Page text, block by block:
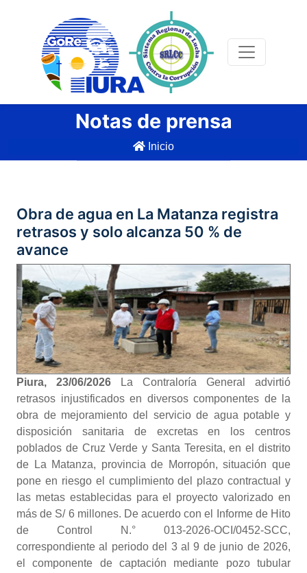
Notas de prensa
Inicio
Obra de agua en La Matanza registra
retrasos y solo alcanza 50 % de
avance
Piura, 23/06/2026
La Contraloría General advirtió
retrasos injustificados en diversos componentes de la
obra de mejoramiento del servicio de agua potable y
disposición sanitaria de excretas en los centros
poblados de Cruz Verde y Santa Teresita, en el distrito
de La Matanza, provincia de Morropón, situación que
pone en riesgo el cumplimiento del plazo contractual y
las metas establecidas para el proyecto valorizado en
más de S/ 6 millones. De acuerdo con el Informe de Hito
de Control N.° 013-2026-OCI/0452-SCC,
correspondiente al periodo del 3 al 9 de junio de 2026,
el componente de captación mediante pozo tubular